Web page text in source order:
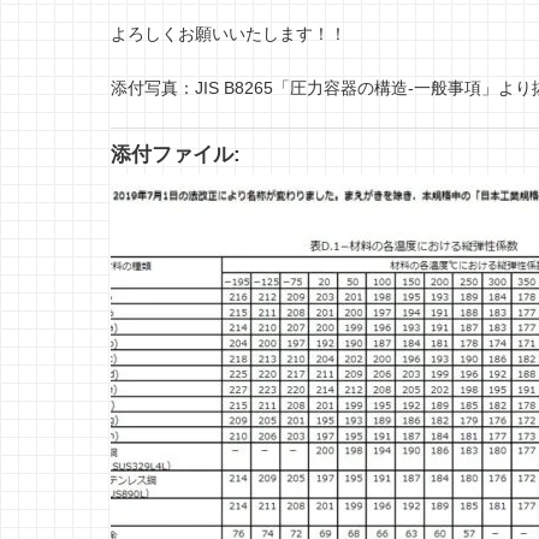
よろしくお願いいたします！！
添付写真：JIS B8265「圧力容器の構造-一般事項」より
添付ファイル: